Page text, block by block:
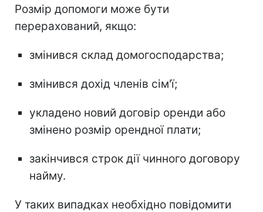
Розмір допомоги може бути
перерахований, якщо:
змінився склад домогосподарства;
змінився дохід членів сім'ї;
укладено новий договір оренди або
змінено розмір орендної плати;
закінчився строк дії чинного договору
найму.
У таких випадках необхідно повідомити